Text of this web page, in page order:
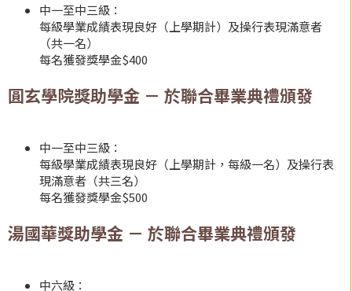
中一至中三級：
每級學業成績表現良好（上學期計）及操行表現滿意者
（共一名）
每名獲發獎學金$400
圓玄學院獎助學金 － 於聯合畢業典禮頒發
中一至中三級：
每級學業成績表現良好（上學期計，每級一名）及操行表
現滿意者（共三名）
每名獲發獎學金$500
湯國華獎助學金 － 於聯合畢業典禮頒發
中六級：